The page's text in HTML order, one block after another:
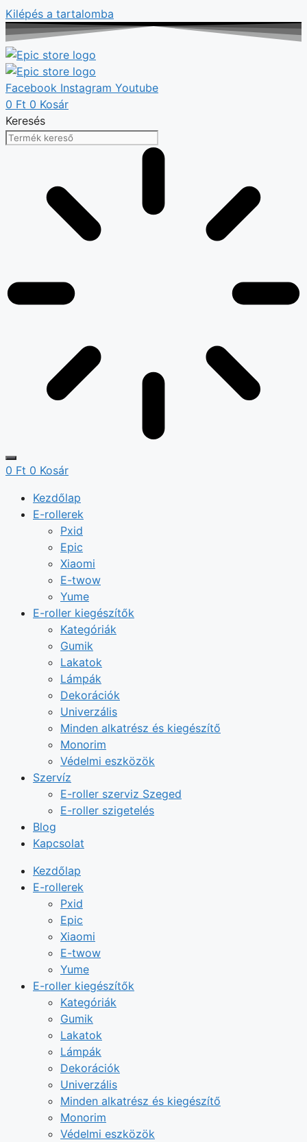
Kilépés a tartalomba
Facebook Instagram Youtube
0 Ft 0 Kosár
Keresés
0 Ft 0 Kosár
Kezdőlap
E-rollerek
Pxid
Epic
Xiaomi
E-twow
Yume
E-roller kiegészítők
Kategóriák
Gumik
Lakatok
Lámpák
Dekorációk
Univerzális
Minden alkatrész és kiegészítő
Monorim
Védelmi eszközök
Szervíz
E-roller szerviz Szeged
E-roller szigetelés
Blog
Kapcsolat
Kezdőlap
E-rollerek
Pxid
Epic
Xiaomi
E-twow
Yume
E-roller kiegészítők
Kategóriák
Gumik
Lakatok
Lámpák
Dekorációk
Univerzális
Minden alkatrész és kiegészítő
Monorim
Védelmi eszközök